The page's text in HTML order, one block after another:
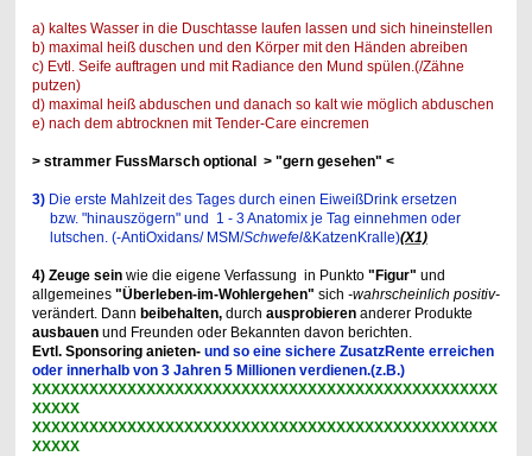
a) kaltes Wasser in die Duschtasse laufen lassen und sich hineinstellen
b) maximal heiß duschen und den Körper mit den Händen abreiben
c) Evtl. Seife auftragen und mit Radiance den Mund spülen.(/Zähne
putzen)
d) maximal heiß abduschen und danach so kalt wie möglich abduschen
e) nach dem abtrocknen mit Tender-Care eincremen
> strammer FussMarsch optional > "gern gesehen" <
3)Die erste Mahlzeit des Tages durch einen EiweißDrink ersetzen
bzw. "hinauszögern" und 1 - 3 Anatomix je Tag einnehmen oder
lutschen. (-AntiOxidans/ MSM/Schwefel&KatzenKralle)(X1)
4) Zeuge seinwie die eigene Verfassung in Punkto "Figur" und
allgemeines "Überleben-im-Wohlergehen" sich -wahrscheinlich positiv-
verändert. Dann beibehalten,durch ausprobierenanderer Produkte
ausbauenund Freunden oder Bekannten davon berichten.
Evtl. Sponsoring anieten- und so eine sichere ZusatzRente erreichen
oder innerhalb von 3 Jahren 5 Millionen verdienen.(z.B.)
XXXXXXXXXXXXXXXXXXXXXXXXXXXXXXXXXXXXXXXXXXXXXXXXX
XXXXX
XXXXXXXXXXXXXXXXXXXXXXXXXXXXXXXXXXXXXXXXXXXXXXXXX
XXXXX